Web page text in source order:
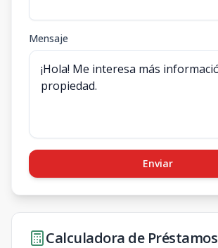
Mensaje
Enviar
Calculadora de Préstamos